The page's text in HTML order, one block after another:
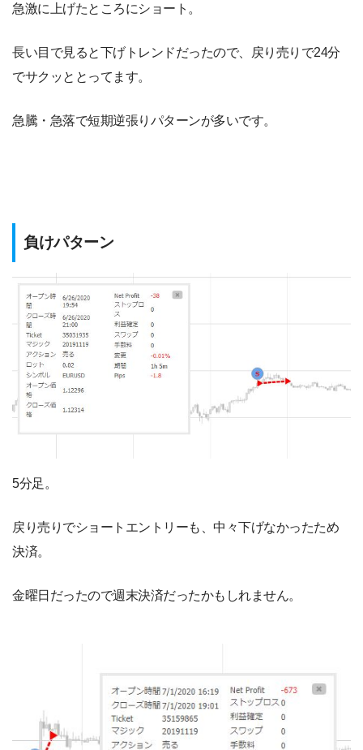
急激に上げたところにショート。
長い目で見ると下げトレンドだったので、戻り売りで24分
でサクッととってます。
急騰・急落で短期逆張りパターンが多いです。
負けパターン
5分足。
戻り売りでショートエントリーも、中々下げなかったため
決済。
金曜日だったので週末決済だったかもしれません。